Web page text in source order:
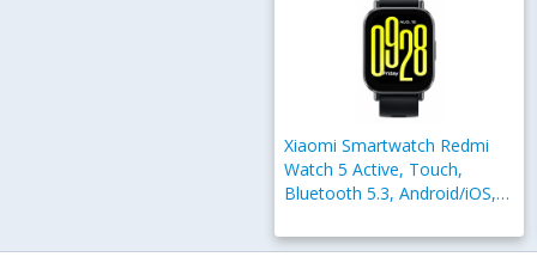
Xiaomi Smartwatch Redmi
Watch 5 Active, Touch,
Bluetooth 5.3, Android/iOS,
Agua/Polvo